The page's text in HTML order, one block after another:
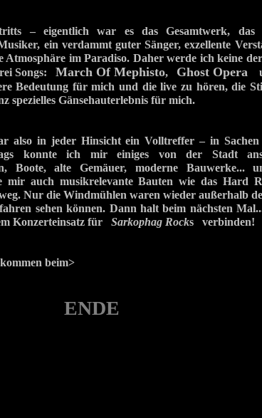
– eigentlich war es das Gesamtwerk,
ein verdammt guter Sänger, exzellente
Atmosphäre im Paradiso. Daher werde ich keine
Songs: March Of Mephisto, Ghost Opera
Bedeutung für mich und die live zu hören, die
spezielles Gänsehauterlebnis für mich.
also in jeder Hinsicht ein Volltreffer – in
konnte ich mir einiges von der Stadt
Boote, alte Gemäuer, moderne Bauwerke...
mir auch musikrelevante Bauten wie das Hard
Nur die Windmühlen waren wieder außerhalb
sehen können. Dann halt beim nächsten
Konzerteinsatz für Sarkophag Rocks verbinden!
beim>
ENDE